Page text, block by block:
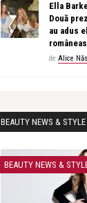
Ella
Două
au adus
de Alice
BEAUTY NEWS & STYLE
BEAUTY NEWS &